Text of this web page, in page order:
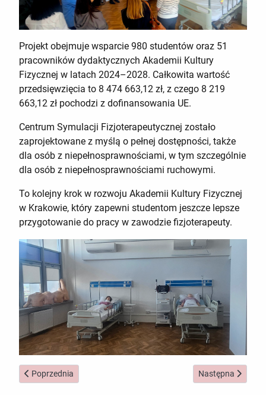
Projekt obejmuje wsparcie 980 studentów oraz 51
pracowników dydaktycznych Akademii Kultury
Fizycznej w latach 2024–2028. Całkowita wartość
przedsięwzięcia to 8 474 663,12 zł, z czego 8 219
663,12 zł pochodzi z dofinansowania UE.
Centrum Symulacji Fizjoterapeutycznej zostało
zaprojektowane z myślą o pełnej dostępności, także
dla osób z niepełnosprawnościami, w tym szczególnie
dla osób z niepełnosprawnościami ruchowymi.
To kolejny krok w rozwoju Akademii Kultury Fizycznej
w Krakowie, który zapewni studentom jeszcze lepsze
przygotowanie do pracy w zawodzie fizjoterapeuty.
Poprzednia strona: Dr Sylwia Mętel została stypendystką
Poprzednia Następna strona:
Następna